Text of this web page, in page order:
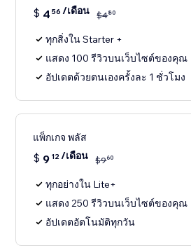
$ 4 56 /เดือน $480
ทุกสิ่งใน Starter +
แสดง 100 รีวิวบนเว็บไซต์ของคุณ
อัปเดตด้วยตนเองครั้งละ 1 ชั่วโมง
แพ็กเกจ พลัส
$ 9 12/เดือน $960
ทุกอย่างใน Lite+
แสดง 250 รีวิวบนเว็บไซต์ของคุณ
อัปเดตอัตโนมัติทุกวัน